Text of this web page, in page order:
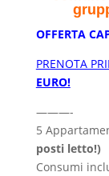
OFFERTA
PRENOTA
EURO!
———-
5
posti letto!)
Consumi